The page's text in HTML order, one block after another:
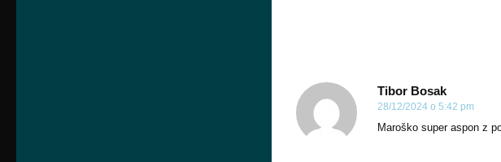
Tibor Bosak
28/12/2024 o 5:42 pm
Maroško super aspon z